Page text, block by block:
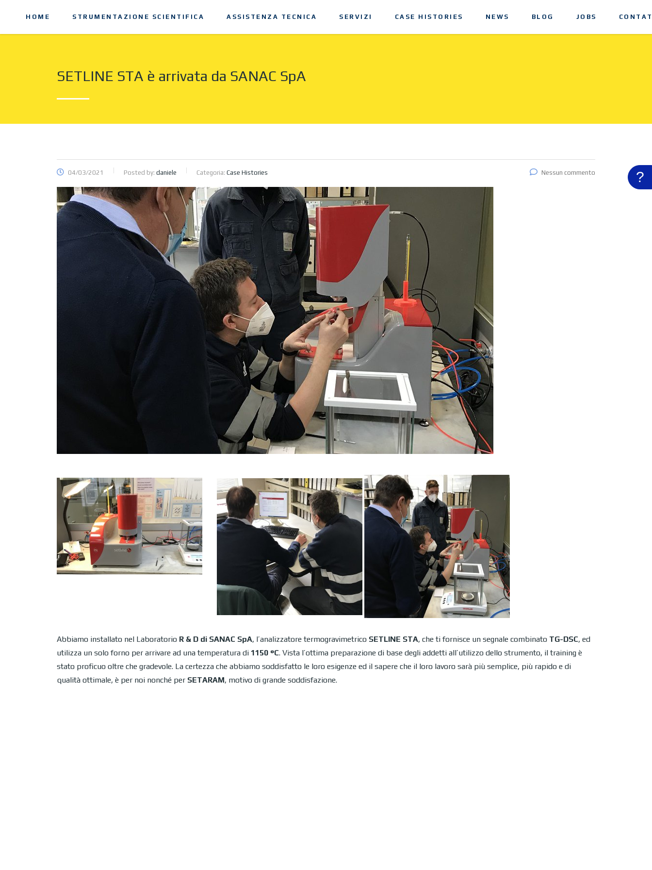
HOME STRUMENTAZIONE SCIENTIFICA ASSISTENZA TECNICA SERVIZI CASE HISTORIES NEWS BLOG JOBS
SETLINE STA è arrivata da SANAC SpA
?
04/03/2021 Posted by: daniele Categoria: Case Histories Nessun commento
Abbiamo installato nel Laboratorio R & D di SANAC SpA, l’analizzatore termogravimetrico SETLINE STA, che ti fornisce un segnale combinato TG-DSC, ed
utilizza un solo forno per arrivare ad una temperatura di 1150 °C. Vista l’ottima preparazione di base degli addetti all’utilizzo dello strumento, il training è
stato proficuo oltre che gradevole. La certezza che abbiamo soddisfatto le loro esigenze ed il sapere che il loro lavoro sarà più semplice, più rapido e di
qualità ottimale, è per noi nonché per SETARAM, motivo di grande soddisfazione.